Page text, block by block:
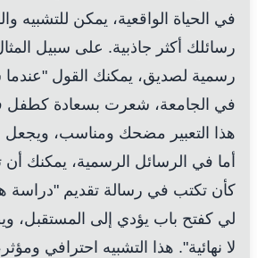
في الحياة الواقعية، يمكن للتشبيه
رسائلك أكثر جاذبية. على سبيل
رسمية لصديق، يمكنك القول
في الجامعة، شعرت بسعادة كطفل
هذا التعبير مضحك ومناسب،
أما في الرسائل الرسمية، يمكنك أن
كأن تكتب في رسالة تقديم "دراسة
لي كفتح باب يؤدي إلى المستقبل،
لا نهائية". هذا التشبيه احترافي